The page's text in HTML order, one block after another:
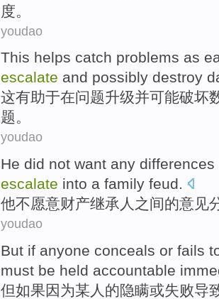
度。
youdao
This helps catch problems as
escalate and possibly destroy
这有助于在问题升级并可能破坏
题。
youdao
He did not want any differences
escalate into a family feud.
他不愿意财产继承人 之间的意见
youdao
But if anyone conceals or fails
must be held accountable
但如果因为某人 的隐瞒或失败导